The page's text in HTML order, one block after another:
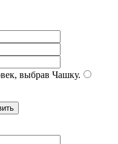
выбрав Чашку.